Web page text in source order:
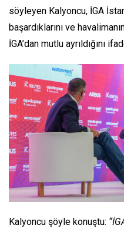
söyleyen Kalyoncu, İGA
başardıklarını ve
İGA’dan mutlu ayrıldığını
Kalyoncu şöyle konuştu: